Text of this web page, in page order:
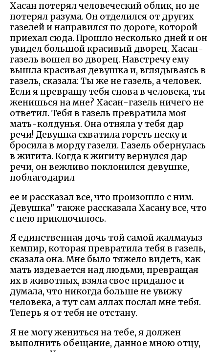
Хасан потерял человеческий облик, но не
потерял разума. Он отделился от других
газелей и направился по дороге, которой
приехал сюда. Прошло несколько дней и он
увидел большой красивый дворец. Хасан-
газель вошел во дворец. Навстречу ему
вышла красивая девушка и, вглядываясь в
газель, сказала: Ты же не газель, а человек.
Если я превращу тебя снова в человека, ты
женишься на мне? Хасан-газель ничего не
ответил. Тебя в газель превратила моя
мать-колдунья. Она отняла у тебя дар
речи! Девушка схватила горсть песку и
бросила в морду газели. Газель обернулась
в жигита. Когда к жигиту вернулся дар
речи, он вежливо поклонился девушке,
поблагодарил
ее и рассказал все, что произошло с ним.
Девушка" также рассказала Хасану все, что
с нею приключилось.
Я единственная дочь той самой жалмауыз-
кемпир, которая превратила тебя в газель,
сказала она. Мне было тяжело видеть, как
мать издевается над людьми, превращая
их в животных, взяла свое приданое и
думала, что никогда больше не увижу
человека, а тут сам аллах послал мне тебя.
Теперь я от тебя не отстану.
Я не могу жениться на тебе, я должен
выполнить обещание, данное мною отцу,